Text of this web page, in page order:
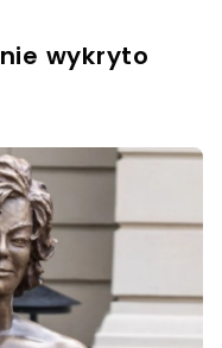
nie wykryto